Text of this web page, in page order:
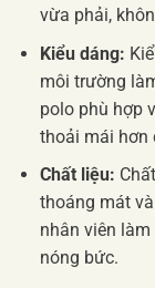
vừa phải,
Kiểu dáng:
môi trường
polo phù hợp
thoải mái hơn
Chất liệu:
thoáng mát
nhân viên
nóng bức.